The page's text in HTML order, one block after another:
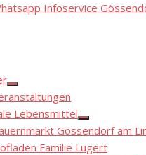
Infoservice
Show
sub
menu
Lebensmittel
Show
sub
menu
Gössendorf am
Familie Lugert